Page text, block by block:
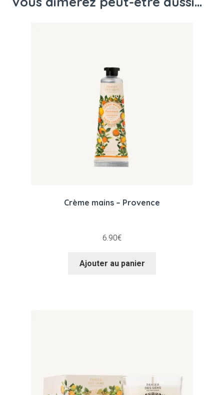
Crème mains – Provence
6.90€
Ajouter au panier